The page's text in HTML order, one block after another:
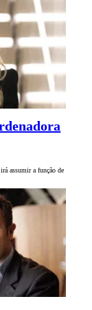
assumir a função de